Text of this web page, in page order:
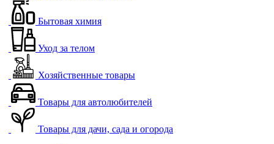
Бытовая химия
Уход за телом
Хозяйственные товары
Товары для автолюбителей
Товары для дачи, сада и огорода